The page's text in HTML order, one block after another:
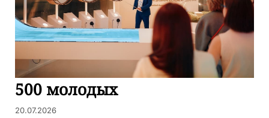
500 молодых
20.07.2026